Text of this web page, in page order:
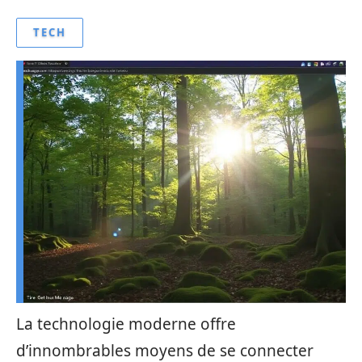
TECH
La technologie moderne offre
d’innombrables moyens de se connecter